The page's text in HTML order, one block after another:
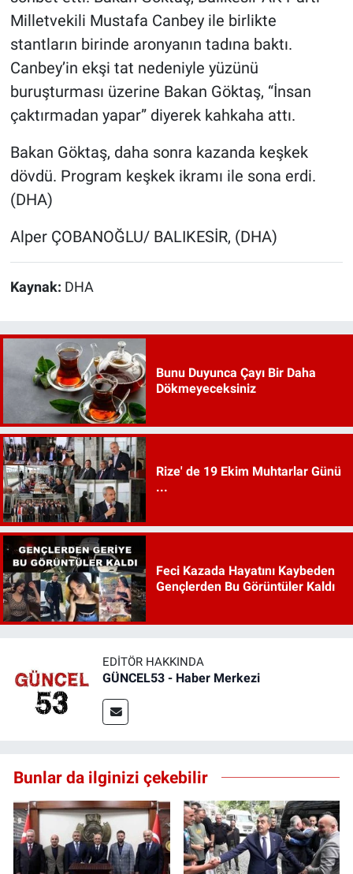
Milletvekili Mustafa Canbey ile birlikte
stantların birinde aronyanın tadına baktı.
Canbey’in ekşi tat nedeniyle yüzünü
buruşturması üzerine Bakan Göktaş, “İnsan
çaktırmadan yapar” diyerek kahkaha attı.
Bakan Göktaş, daha sonra kazanda keşkek
dövdü. Program keşkek ikramı ile sona erdi.
(DHA)
Alper ÇOBANOĞLU/ BALIKESİR, (DHA)
Kaynak: DHA
Bunu Duyunca Çayı Bir Daha
Dökmeyeceksiniz
Rize' de 19 Ekim Muhtarlar Günü
...
Feci Kazada Hayatını Kaybeden
Gençlerden Bu Görüntüler Kaldı
EDITÖR HAKKINDA
GÜNCEL53 - Haber Merkezi
Bunlar da ilginizi çekebilir